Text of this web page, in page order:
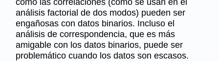
análisis factorial de dos modos) pueden ser
engañosas con datos binarios. Incluso el
análisis de correspondencia, que es más
amigable con los datos binarios, puede ser
problemático cuando los datos son escasos.